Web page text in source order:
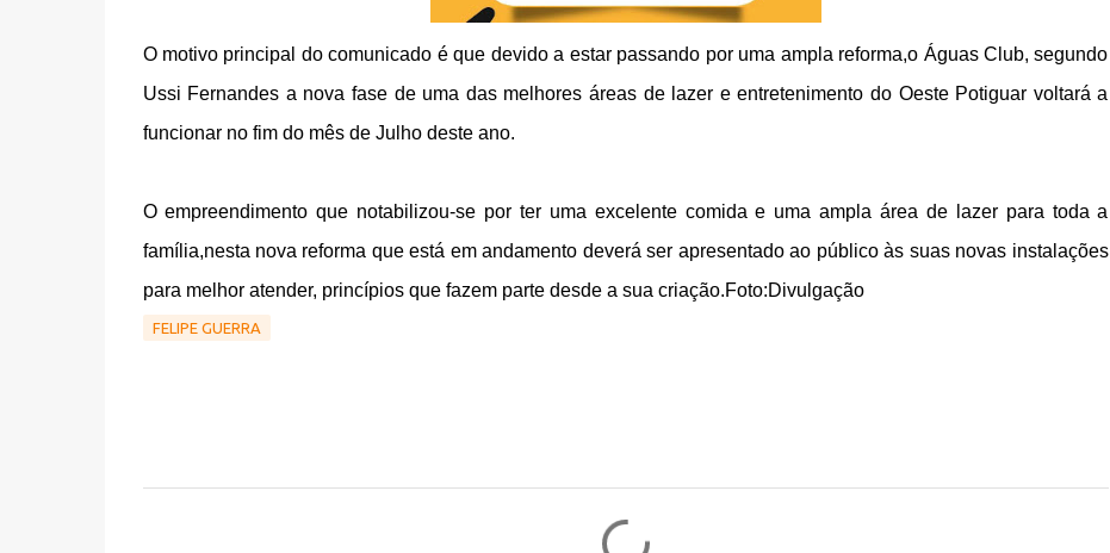
O motivo principal do comunicado é que devido a estar passando por uma ampla reforma,o Águas Club, segundo
Ussi Fernandes a nova fase de uma das melhores áreas de lazer e entretenimento do Oeste Potiguar voltará a
funcionar no fim do mês de Julho deste ano.
O empreendimento que notabilizou-se por ter uma excelente comida e uma ampla área de lazer para toda a
família,nesta nova reforma que está em andamento deverá ser apresentado ao público às suas novas instalações
para melhor atender, princípios que fazem parte desde a sua criação.Foto:Divulgação
FELIPE GUERRA